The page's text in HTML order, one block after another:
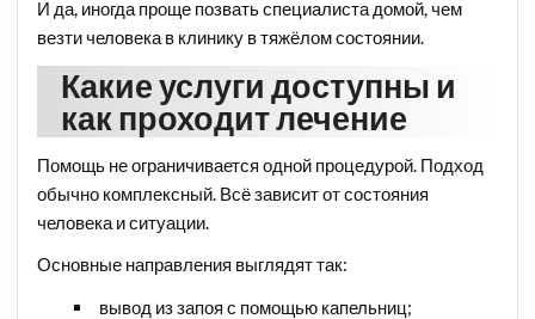
И да, иногда проще позвать специалиста домой, чем
везти человека в клинику в тяжёлом состоянии.
Какие услуги доступны и
как проходит лечение
Помощь не ограничивается одной процедурой. Подход
обычно комплексный. Всё зависит от состояния
человека и ситуации.
Основные направления выглядят так:
вывод из запоя с помощью капельниц;